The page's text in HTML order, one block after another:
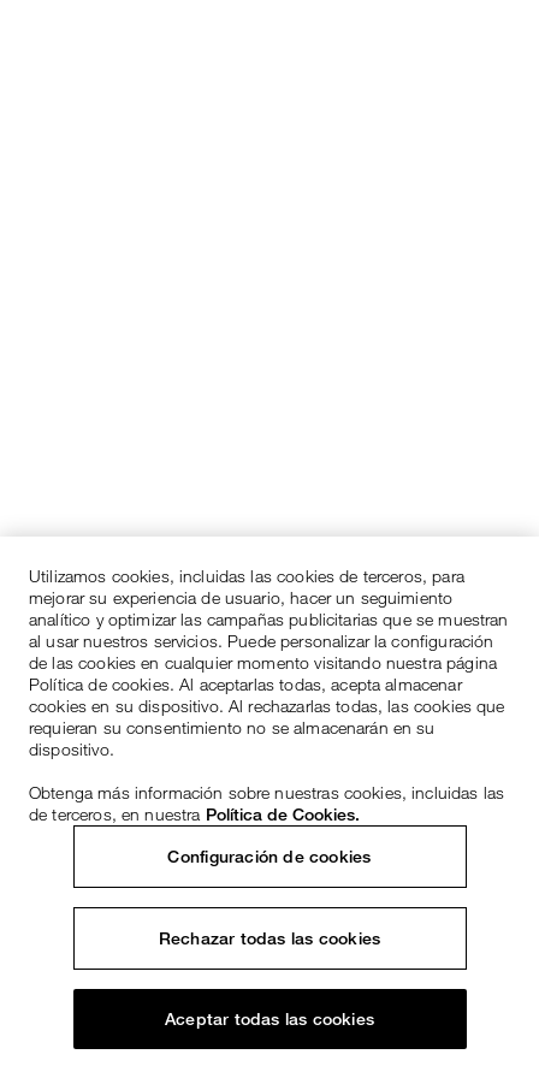
Utilizamos cookies, incluidas las cookies de terceros, para
mejorar su experiencia de usuario, hacer un seguimiento
analítico y optimizar las campañas publicitarias que se muestran
al usar nuestros servicios. Puede personalizar la configuración
de las cookies en cualquier momento visitando nuestra página
Política de cookies. Al aceptarlas todas, acepta almacenar
cookies en su dispositivo. Al rechazarlas todas, las cookies que
requieran su consentimiento no se almacenarán en su
dispositivo.
Obtenga más información sobre nuestras cookies, incluidas las
de terceros, en nuestra Política de Cookies.
Configuración de cookies
Rechazar todas las cookies
Aceptar todas las cookies